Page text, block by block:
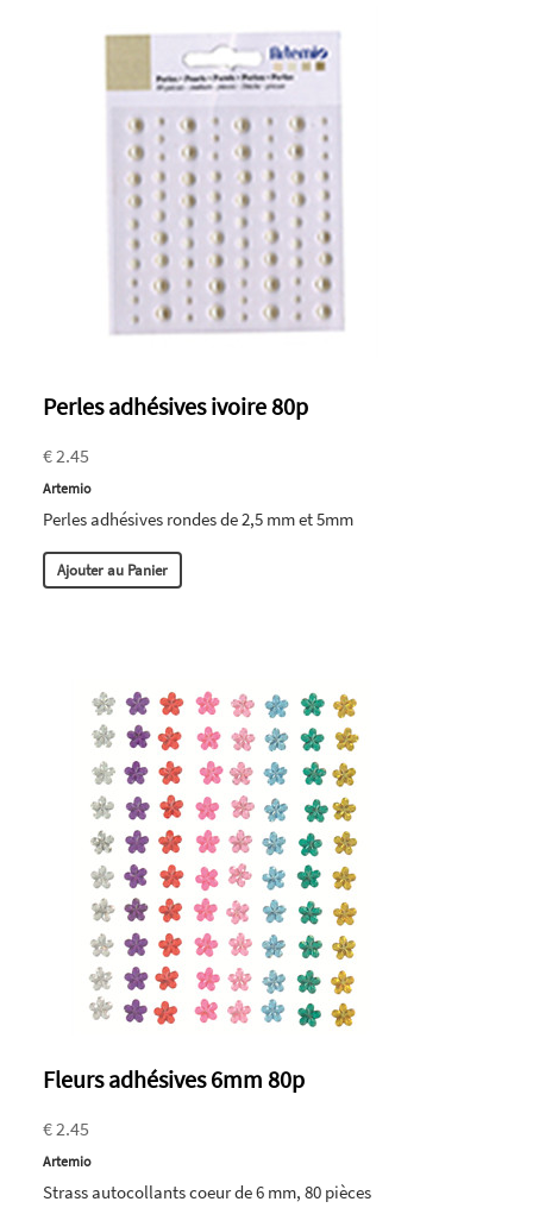
Perles adhésives ivoire 80p
€ 2.45
Artemio
Perles adhésives rondes de 2,5 mm et 5mm
Ajouter au Panier
Fleurs adhésives 6mm 80p
€ 2.45
Artemio
Strass autocollants coeur de 6 mm, 80 pièces